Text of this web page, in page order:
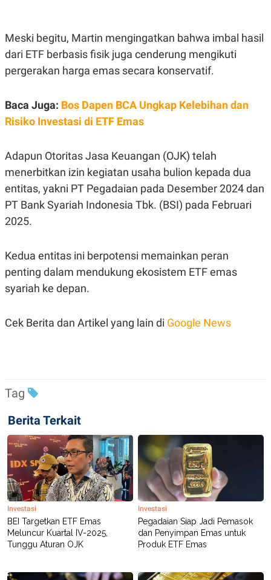
M
Y
E
.
I
D
N
G
G
A
N
C
T
A
K
N
R
E
M
I
E
N
E
P
R
A
E
T
I
S
G
A
I
D
SITEMAPPROFILETERM
OF
USE
PEDOMAN
PEMBERITAAN
SIBER
PRIVACY
POLICY
Meski begitu, Martin mengingatkan bahwa imbal hasil
dari ETF berbasis fisik juga cenderung mengikuti
pergerakan harga emas secara konservatif.
Baca Juga: Bos Dapen BCA Ungkap Kelebihan dan
Risiko Investasi di ETF Emas
Adapun Otoritas Jasa Keuangan (OJK) telah
menerbitkan izin kegiatan usaha bulion kepada dua
entitas, yakni PT Pegadaian pada Desember 2024 dan
PT Bank Syariah Indonesia Tbk. (BSI) pada Februari
2025.
Kedua entitas ini berpotensi memainkan peran
penting dalam mendukung ekosistem ETF emas
syariah ke depan.
Cek Berita dan Artikel yang lain di Google News
Tag
Berita Terkait
Investasi
BEI Targetkan ETF Emas
Meluncur Kuartal IV-2025,
Tunggu Aturan OJK
Investasi
Pegadaian Siap Jadi Pemasok
dan Penyimpan Emas untuk
Produk ETF Emas